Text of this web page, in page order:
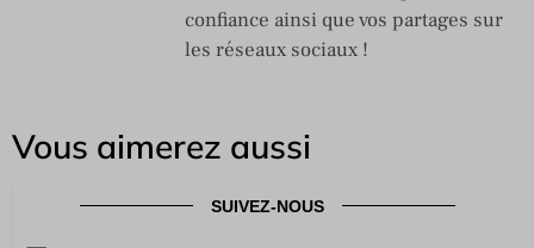
confiance ainsi que vos partages sur
les réseaux sociaux !
Vous aimerez aussi
SUIVEZ-NOUS